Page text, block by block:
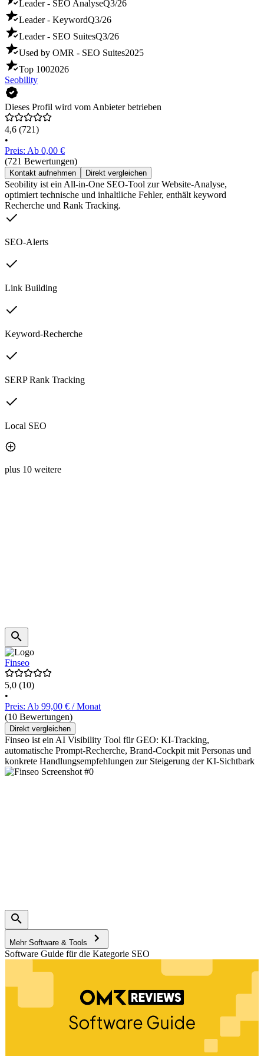
Leader - SEO AnalyseQ3/26
Leader - KeywordQ3/26
Leader - SEO SuitesQ3/26
Used by OMR - SEO Suites2025
Top 1002026
Seobility
Dieses Profil wird vom Anbieter betrieben
4,6 (721)
•
Preis: Ab 0,00 €
(721 Bewertungen)
Kontakt aufnehmen Direkt vergleichen
Seobility ist ein All-in-One SEO-Tool zur Website-Analyse,
optimiert technische und inhaltliche Fehler, enthält keyword
Recherche und Rank Tracking.
SEO-Alerts
Link Building
Keyword-Recherche
SERP Rank Tracking
Local SEO
plus 10 weitere
Finseo
5,0 (10)
•
Preis: Ab 99,00 € / Monat
(10 Bewertungen)
Direkt vergleichen
Finseo ist ein AI Visibility Tool für GEO: KI-Tracking,
automatische Prompt-Recherche, Brand-Cockpit mit Personas und
konkrete Handlungsempfehlungen zur Steigerung der KI-Sichtbark
Mehr Software & Tools
Software Guide für die Kategorie SEO